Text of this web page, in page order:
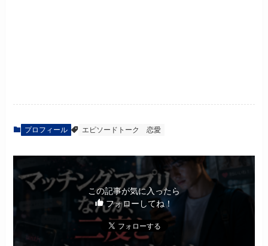
プロフィール エピソードトーク 恋愛
この記事が気に入ったら
フォローしてね！